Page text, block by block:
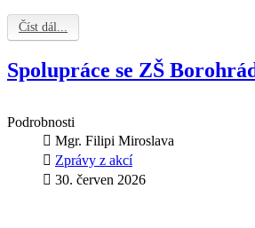
Číst dál...
Spolupráce se ZŠ
Podrobnosti
Mgr. Filipi Miroslava
Zprávy z akcí
30. červen 2026